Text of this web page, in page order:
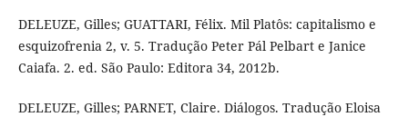
DELEUZE, Gilles; GUATTARI, Félix. Mil Platôs: capitalismo e
esquizofrenia 2, v. 5. Tradução Peter Pál Pelbart e Janice
Caiafa. 2. ed. São Paulo: Editora 34, 2012b.
DELEUZE, Gilles; PARNET, Claire. Diálogos. Tradução Eloisa